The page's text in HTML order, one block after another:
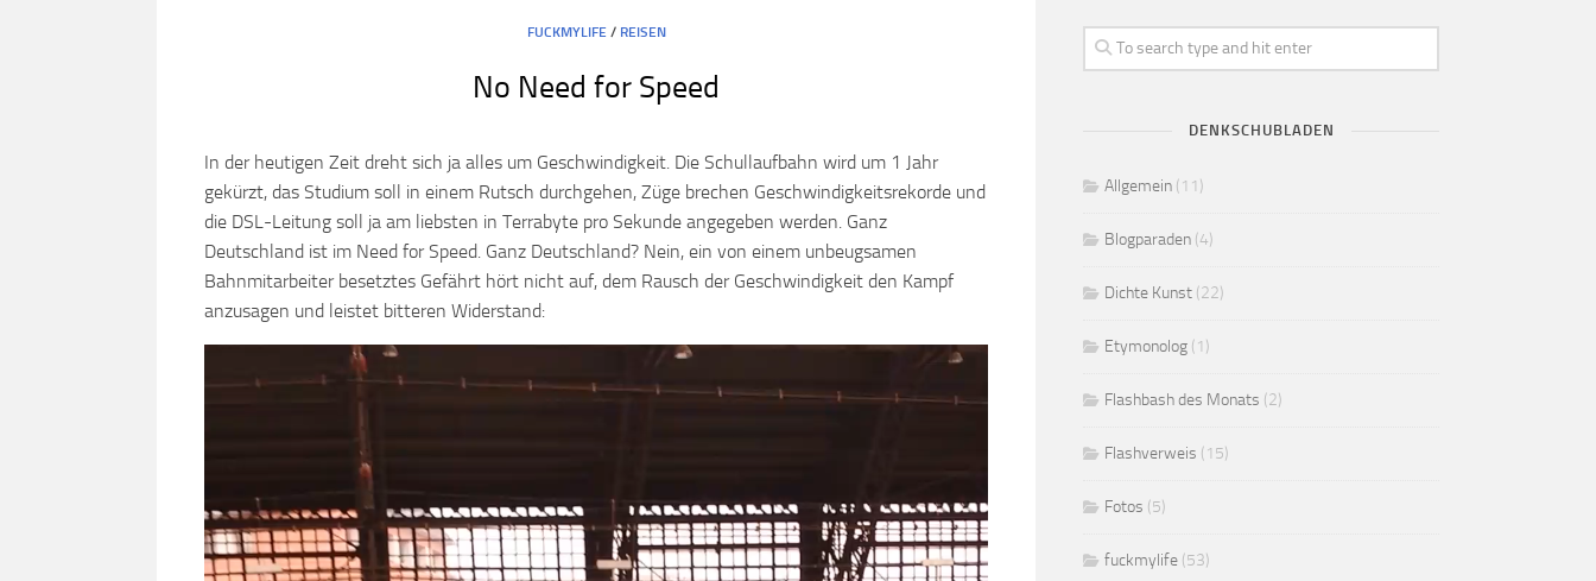
FUCKMYLIFE/ REISEN
No Need for Speed
In der heutigen Zeit dreht sich ja alles um Geschwindigkeit. Die Schullaufbahn wird um 1 Jahr
gekürzt, das Studium soll in einem Rutsch durchgehen, Züge brechen Geschwindigkeitsrekorde und
die DSL-Leitung soll ja am liebsten in Terrabyte pro Sekunde angegeben werden. Ganz
Deutschland ist im Need for Speed. Ganz Deutschland? Nein, ein von einem unbeugsamen
Bahnmitarbeiter besetztes Gefährt hört nicht auf, dem Rausch der Geschwindigkeit den Kampf
anzusagen und leistet bitteren Widerstand:
DENKSCHUBLADEN
Allgemein (11)
Blogparaden (4)
Dichte Kunst (22)
Etymonolog (1)
Flashbash des Monats (2)
Flashverweis (15)
Fotos (5)
fuckmylife (53)